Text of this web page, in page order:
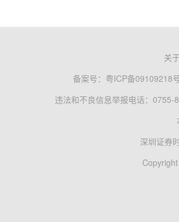
关
备案号： 粤ICP备09109218
违法和不良信息举报电话：0755-
深圳证券